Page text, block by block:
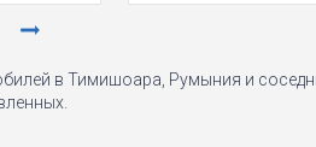
в Тимишоара, Румыния и